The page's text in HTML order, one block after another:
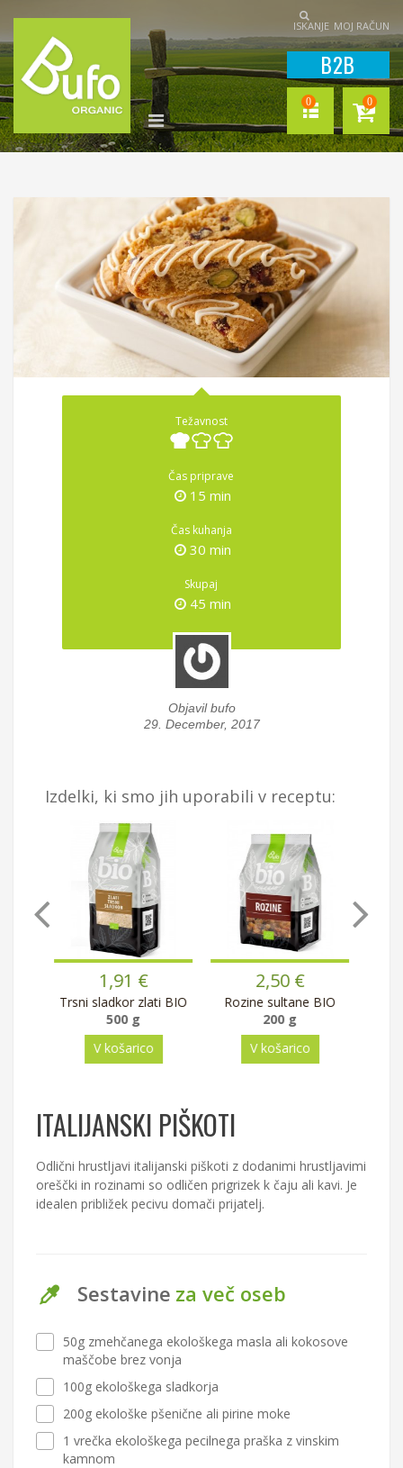
MOJ RAČUN
ISKANJE
B2B
0
0
Težavnost
Čas priprave
15 min
Čas kuhanja
30 min
Skupaj
45 min
Objavil bufo
29. December, 2017
Izdelki, ki smo jih uporabili v receptu:
1,91 €
Trsni sladkor zlati BIO
500 g
V košarico
2,50 €
Rozine sultane BIO
200 g
V košarico
ITALIJANSKI PIŠKOTI
Odlični hrustljavi italijanski piškoti z dodanimi hrustljavimi
oreščki in rozinami so odličen prigrizek k čaju ali kavi. Je
idealen približek pecivu domači prijatelj.
Sestavine za več oseb
50g zmehčanega ekološkega masla ali kokosove
maščobe brez vonja
100g ekološkega sladkorja
200g ekološke pšenične ali pirine moke
1 vrečka ekološkega pecilnega praška z vinskim
kamnom